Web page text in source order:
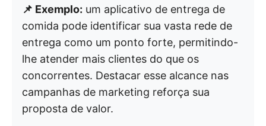
📌 Exemplo: um aplicativo de entrega de
comida pode identificar sua vasta rede de
entrega como um ponto forte, permitindo-
lhe atender mais clientes do que os
concorrentes. Destacar esse alcance nas
campanhas de marketing reforça sua
proposta de valor.